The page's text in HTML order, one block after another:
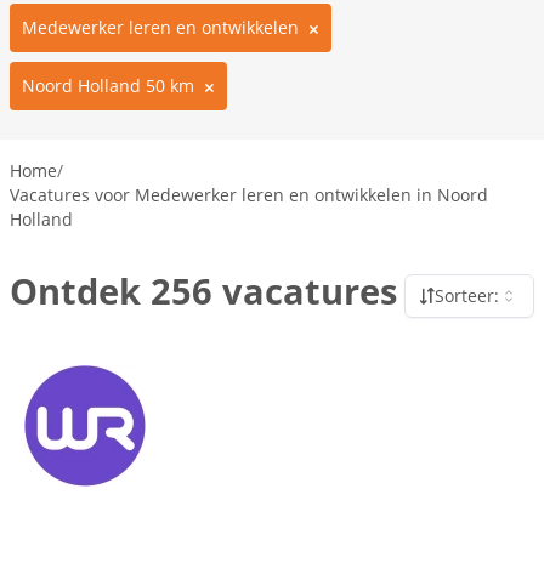
Medewerker leren en ontwikkelen
Noord Holland 50 km
Home/
Vacatures voor Medewerker leren en ontwikkelen in Noord
Holland
Ontdek 256 vacatures Sorteer: